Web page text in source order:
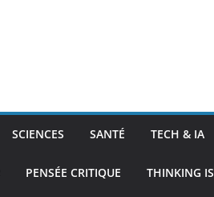
SCIENCES SANTÉ TECH & IA
PENSÉE CRITIQUE THINKING